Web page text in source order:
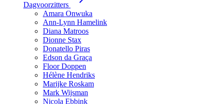
Dagvoorzitters
Amara Onwuka
Ann-Lynn Hamelink
Diana Matroos
Dionne Stax
Donatello Piras
Edson da Graça
Floor Doppen
Hélène Hendriks
Marijke Roskam
Mark Wijsman
Nicola Ebbink